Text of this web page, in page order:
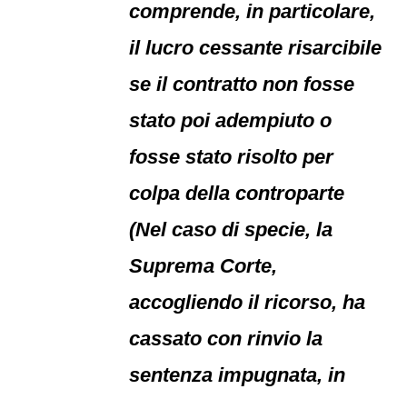
comprende, in particolare,
il lucro cessante risarcibile
se il contratto non fosse
stato poi adempiuto o
fosse stato risolto per
colpa della controparte
(Nel caso di specie, la
Suprema Corte,
accogliendo il ricorso, ha
cassato con rinvio la
sentenza impugnata, in